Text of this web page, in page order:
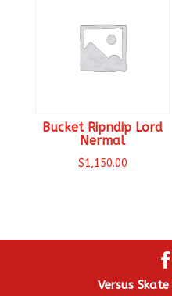
Bucket Ripndip Lord
Nermal
$1,150.00
Versus